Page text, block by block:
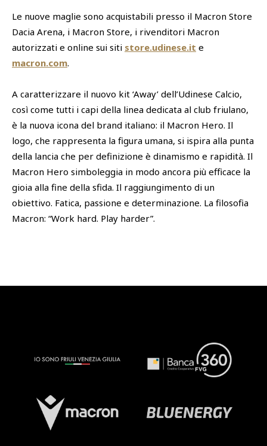
Le nuove maglie sono acquistabili presso il Macron Store
Dacia Arena, i Macron Store, i rivenditori Macron
autorizzati e online sui siti store.udinese.it e
macron.com.
A caratterizzare il nuovo kit ‘Away’ dell’Udinese Calcio,
così come tutti i capi della linea dedicata al club friulano,
è la nuova icona del brand italiano: il Macron Hero. Il
logo, che rappresenta la figura umana, si ispira alla punta
della lancia che per definizione è dinamismo e rapidità. Il
Macron Hero simboleggia in modo ancora più efficace la
gioia alla fine della sfida. Il raggiungimento di un
obiettivo. Fatica, passione e determinazione. La filosofia
Macron: “Work hard. Play harder”.